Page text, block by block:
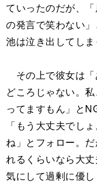
ていったのだが、
の発言で笑わない
池は泣き出してしま
その上で彼女は「
どころじゃない。
ってますもん」と
「もう大丈夫でし
ね」とフォロー。
れるくらいなら大
気にして過剰に優